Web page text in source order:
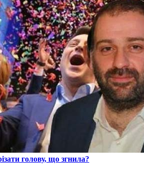
голову, що згнила?